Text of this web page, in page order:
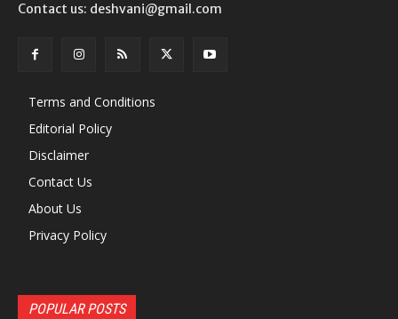
Contact us: deshvani@gmail.com
Terms and Conditions
Editorial Policy
Disclaimer
Contact Us
About Us
Privacy Policy
POPULAR POSTS